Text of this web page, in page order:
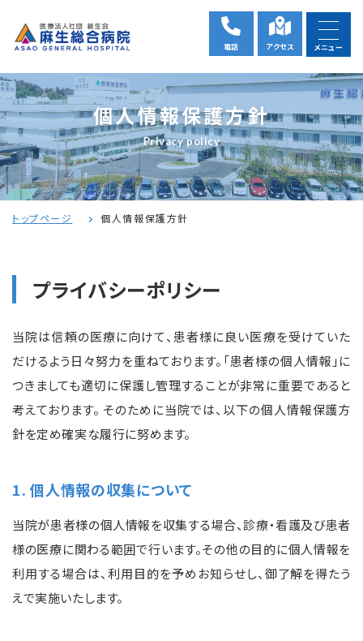
電話 アクセス メニュー
個人情報保護方針
Privacy policy
トップページ 個人情報保護方針
プライバシーポリシー
当院は信頼の医療に向けて、患者様に良い医療を受けていた
だけるよう日々努力を重ねております。「患者様の個人情報」に
つきましても適切に保護し管理することが非常に重要であると
考えております。 そのために当院では、以下の個人情報保護方
針を定め確実な履行に努めます。
1. 個人情報の収集について
当院が患者様の個人情報を収集する場合、診療・看護及び患者
様の医療に関わる範囲で行います。その他の目的に個人情報を
利用する場合は、利用目的を予めお知らせし、御了解を得たう
えで実施いたします。